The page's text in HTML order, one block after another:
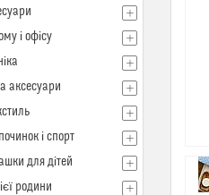
і офісу
аксесуари
і спорт
для дітей
родини